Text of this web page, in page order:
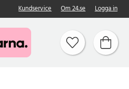
Kundservice Om 24.se Logga in